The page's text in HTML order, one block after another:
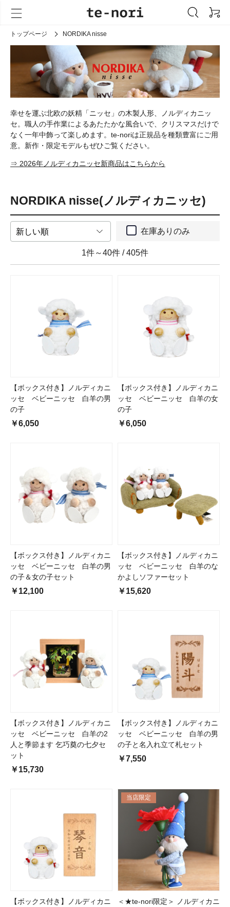
トップページ NORDIKA nisse
幸せを運ぶ北欧の妖精「ニッセ」の木製人形、ノルディカニッ
セ。職人の手作業によるあたたかな風合いで、クリスマスだけで
なく一年中飾って楽しめます。te-noriは正規品を種類豊富にご用
意。新作・限定モデルもぜひご覧ください。
⇒ 2026年ノルディカニッセ新商品はこちらから
NORDIKA nisse(ノルディカニッセ)
在庫ありのみ
1件～40件 / 405件
【ボックス付き】ノルディカニ
ッセ ベビーニッセ 白羊の男
の子
￥6,050
【ボックス付き】ノルディカニ
ッセ ベビーニッセ 白羊の女
の子
￥6,050
【ボックス付き】ノルディカニ
ッセ ベビーニッセ 白羊の男
の子＆女の子セット
￥12,100
【ボックス付き】ノルディカニ
ッセ ベビーニッセ 白羊のな
かよしソファーセット
￥15,620
【ボックス付き】ノルディカニ
ッセ ベビーニッセ 白羊の2
人と季節ます 乞巧奠の七夕セ
ット
￥15,730
【ボックス付き】ノルディカニ
ッセ ベビーニッセ 白羊の男
の子と名入れ立て札セット
￥7,550
【ボックス付き】ノルディカニ
当店限定
＜★te-nori限定＞ ノルディカニ